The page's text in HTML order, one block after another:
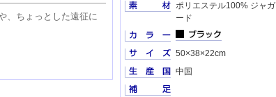
、ちょっとした遠征に
ポリエステル100% ジャガ
ード
50×38×22cm
中国